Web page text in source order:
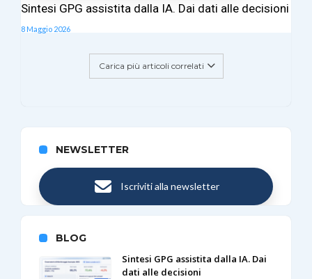
Sintesi GPG assistita dalla IA. Dai dati alle decisioni
8 Maggio 2026
Carica più articoli correlati
NEWSLETTER
Iscriviti alla newsletter
BLOG
Sintesi GPG assistita dalla IA. Dai
dati alle decisioni